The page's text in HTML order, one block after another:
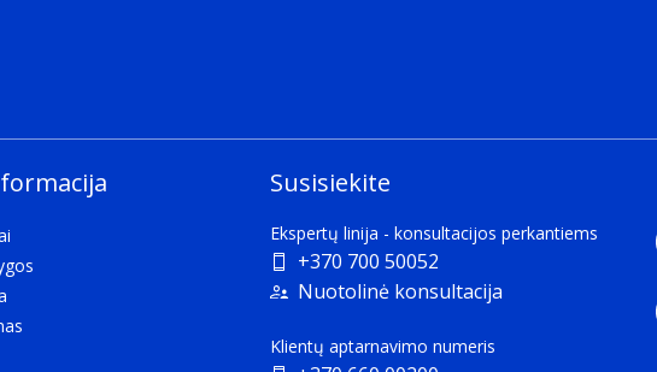
Susisiekite
Ekspertų linija - konsultacijos perkantiems
+370 700 50052
Nuotolinė konsultacija
Klientų aptarnavimo numeris